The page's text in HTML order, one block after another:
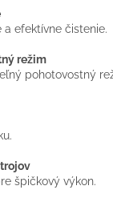
a efektívne čistenie.
režim
pohotovostný
špičkový výkon.